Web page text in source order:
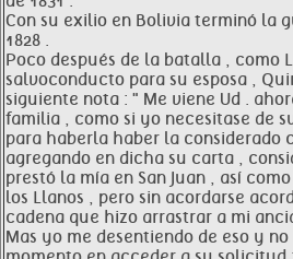
Con su exilio en Bolivia terminó la
1828 .
Poco después de la batalla , como
salvoconducto para su esposa ,
siguiente nota : " Me viene Ud .
familia , como si yo necesitase de
para haberla haber la considerado
agregando en dicha su carta ,
prestó la mía en San Juan , así
los Llanos , pero sin acordarse
cadena que hizo arrastrar a mi
Mas yo me desentiendo de eso y